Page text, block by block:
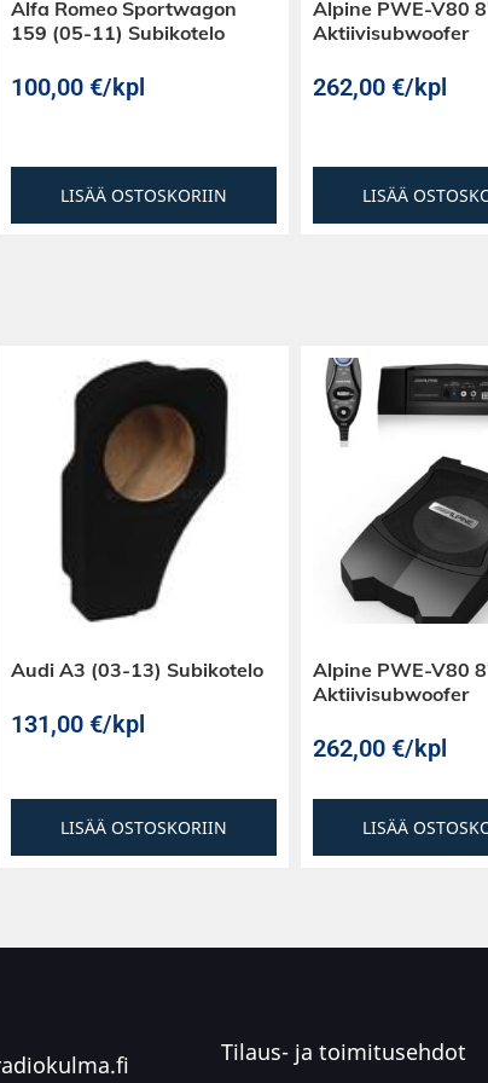
Alfa Romeo Sportwagon
159 (05-11) Subikotelo
100,00 €/kpl
LISÄÄ OSTOSKORIIN
Alpine PWE-V80
Aktiivisubwoofer
262,00 €/kpl
LISÄÄ
Audi A3 (03-13) Subikotelo
131,00 €/kpl
LISÄÄ OSTOSKORIIN
Alpine PWE-V80
Aktiivisubwoofer
262,00 €/kpl
LISÄÄ
Tilaus- ja toimitusehdot